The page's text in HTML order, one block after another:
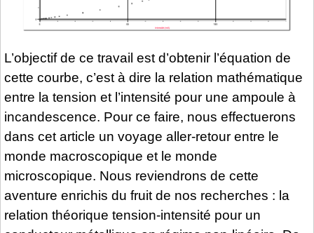
L’objectif de ce travail est d’obtenir l’équation de
cette courbe, c’est à dire la relation mathématique
entre la tension et l’intensité pour une ampoule à
incandescence. Pour ce faire, nous effectuerons
dans cet article un voyage aller-retour entre le
monde macroscopique et le monde
microscopique. Nous reviendrons de cette
aventure enrichis du fruit de nos recherches : la
relation théorique tension-intensité pour un